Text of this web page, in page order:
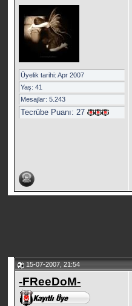
Üyelik tarihi: Apr 2007
Yaş: 41
Mesajlar: 5.243
Tecrübe Puanı:27
15-07-2007, 21:54
-FReeDoM-